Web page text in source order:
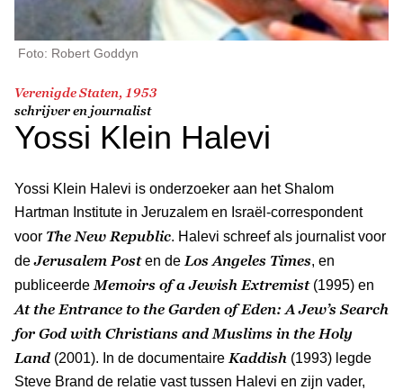
Foto: Robert Goddyn
Verenigde Staten, 1953
schrijver en journalist
Yossi Klein Halevi
Yossi Klein Halevi is onderzoeker aan het Shalom
Hartman Institute in Jeruzalem en Israël-correspondent
voor The New Republic. Halevi schreef als journalist voor
deJerusalem Posten de Los Angeles Times, en
publiceerde Memoirs of a Jewish Extremist(1995) en
At the Entrance to the Garden of Eden: A Jew’s Search
for God with Christians and Muslims in the Holy
Land (2001). In de documentaire Kaddish (1993) legde
Steve Brand de relatie vast tussen Halevi en zijn vader,